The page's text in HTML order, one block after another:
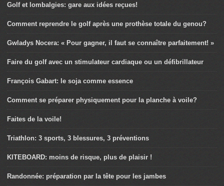
Golf et lombalgies: gare aux idées reçues!
Comment reprendre le golf après une prothèse totale du genou?
Gwladys Nocera: « Pour gagner, il faut se connaître parfaitement! »
Faire du golf avec un stimulateur cardiaque ou un défibrillateur
François Gabart: le soja comme essence
Comment se préparer physiquement pour la planche à voile?
Faites de la voile!
Triathlon: 3 sports, 3 blessures, 3 préventions
KITEBOARD: moins de risque, plus de plaisir !
Randonnée: préparation par la tête pour les jambes